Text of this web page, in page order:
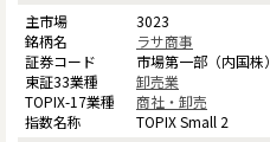
3023
ラサ商事
市場第一部（内国株）
卸売業
商社・卸売
TOPIX Small 2